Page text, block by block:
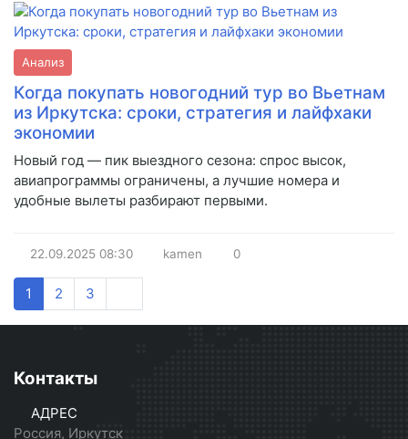
Анализ
Когда покупать новогодний тур во Вьетнам
из Иркутска: сроки, стратегия и лайфхаки
экономии
Новый год — пик выездного сезона: спрос высок,
авиапрограммы ограничены, а лучшие номера и
удобные вылеты разбирают первыми.
22.09.2025 08:30 kamen 0
1 2 3
Контакты
АДРЕС
Россия, Иркутск